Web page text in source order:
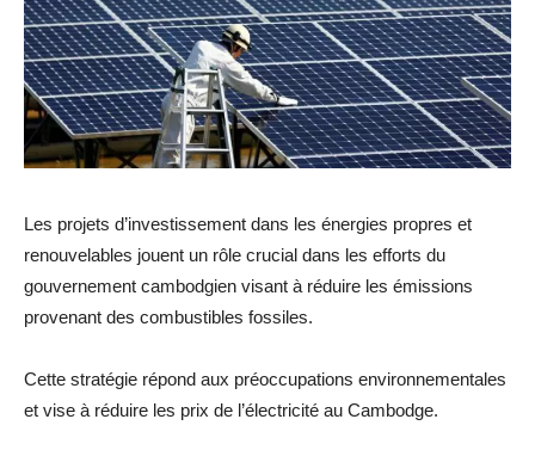
Les projets d’investissement dans les énergies propres et
renouvelables jouent un rôle crucial dans les efforts du
gouvernement cambodgien visant à réduire les émissions
provenant des combustibles fossiles.
Cette stratégie répond aux préoccupations environnementales
et vise à réduire les prix de l’électricité au Cambodge.